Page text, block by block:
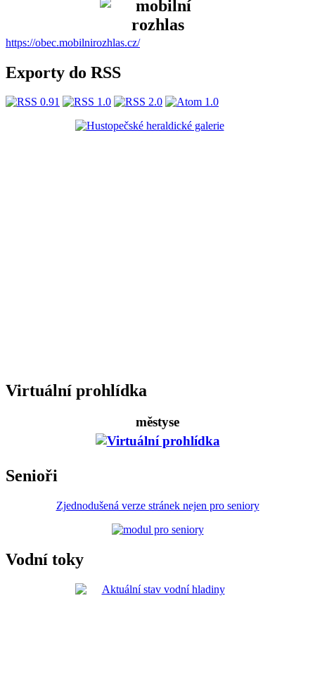
https://obec.mobilnirozhlas.cz/
Exporty do RSS
Virtuální prohlídka
městyse
Senioři
Zjednodušená verze stránek nejen pro seniory
Vodní toky